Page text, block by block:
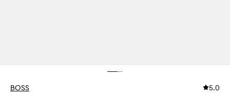
BOSS 5.0